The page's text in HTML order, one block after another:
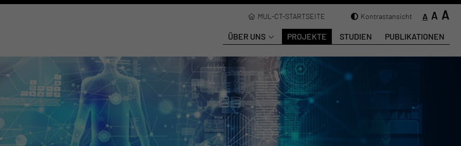
MUL-CT-STARTSEITE Kontrastansicht A A A
ÜBER UNS PROJEKTE STUDIEN PUBLIKATIONEN